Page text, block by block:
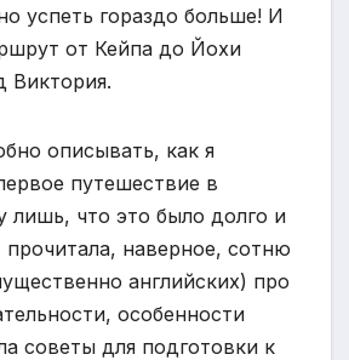
успеть гораздо больше! И
от Кейпа до Йохи
Виктория.
описывать, как я
путешествие в
лишь, что это было долго и
прочитала, наверное, сотню
английских) про
особенности
советы для подготовки к